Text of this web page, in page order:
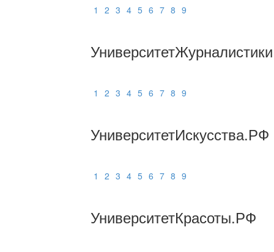
1 2 3 4 5 6 7 8 9
1 2 3 4 5 6 7 8 9
УниверситетИскусства.РФ
1 2 3 4 5 6 7 8 9
УниверситетКрасоты.РФ